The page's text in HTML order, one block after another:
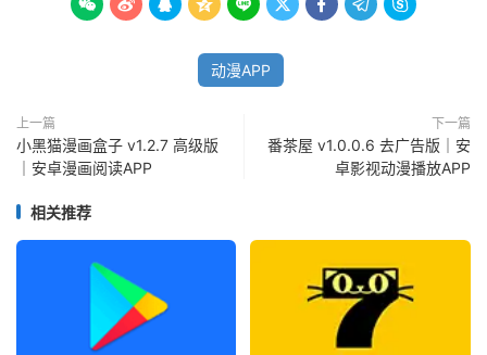
        
动漫APP
上一篇
小黑猫漫画盒子 v1.2.7 高级版
｜安卓漫画阅读APP
下一篇
番茶屋 v1.0.0.6 去广告版｜安
卓影视动漫播放APP
相关推荐